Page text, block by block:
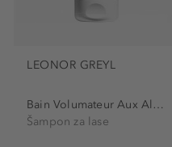
LEONOR GREYL
Bain Volumateur Aux Algues
Šampon za lase